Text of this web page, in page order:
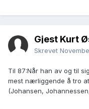
Gjest Kurt
Skrevet
Til 87:Når han av og til
mest nærliggende å tro
(Johansen,